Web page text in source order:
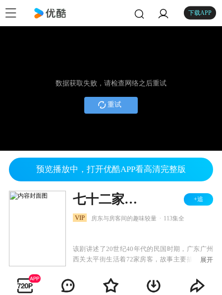
下载APP
数据获取失败，请检查网络之后重试
重试
预览播放中，打开优酷APP看高清完整版
七十二家房客 第三部 +追
VIP 房东与房客间的趣味较量 113集全
该剧讲述了20世纪40年代的民国时期，广东广州
西关太平街生活着72家房客，故事主要描述房东
展开